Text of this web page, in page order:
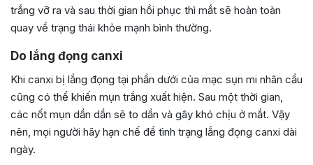
trắng vỡ ra và sau thời gian hồi phục thì mắt sẽ hoàn toàn
quay về trạng thái khỏe mạnh bình thường.
Do lắng đọng canxi
Khi canxi bị lắng đọng tại phần dưới của mạc sụn mi nhãn cầu
cũng có thể khiến mụn trắng xuất hiện. Sau một thời gian,
các nốt mụn dần dần sẽ to dần và gây khó chịu ở mắt. Vậy
nên, mọi người hãy hạn chế để tình trạng lắng đọng canxi dài
ngày.